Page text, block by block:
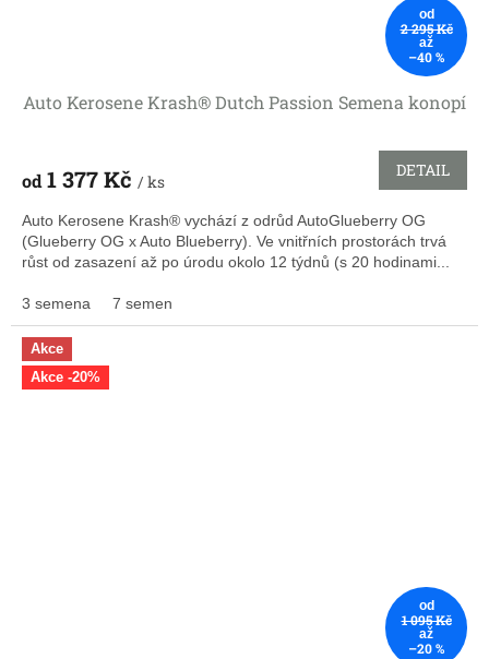
od
2 295 Kč
až
–40 %
Auto Kerosene Krash® Dutch Passion Semena konopí
od1 377 Kč / ks
DETAIL
Auto Kerosene Krash® vychází z odrůd AutoGlueberry OG
(Glueberry OG x Auto Blueberry). Ve vnitřních prostorách trvá
růst od zasazení až po úrodu okolo 12 týdnů (s 20 hodinami...
3 semena 7 semen
Akce
Akce -20%
od
1 095 Kč
až
–20 %